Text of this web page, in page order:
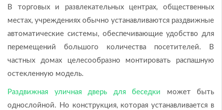
В торговых и развлекательных центрах, общественных
местах, учреждениях обычно устанавливаются раздвижные
автоматические системы, обеспечивающие удобство для
перемещений большого количества посетителей. В
частных домах целесообразно монтировать распашную
остекленную модель.
Раздвижная уличная дверь для беседки может быть
однослойной. Но конструкция, которая устанавливается в